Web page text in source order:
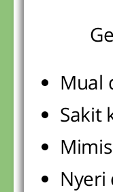
Mual
Sakit
Nyeri